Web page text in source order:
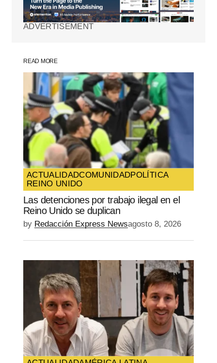
marcados con*
Your Name*
Your E-mail
Guarda mi nombre, correo electrónico y
web en este navegador para la próxima
vez que comente.
SUBMIT COMMENT
ADVERTISEMENT
READ MORE
ACTUALIDADCOMUNIDADPOLÍTICA
REINO UNIDO
Las detenciones por trabajo ilegal en el
Reino Unido se duplican
by Redacción Express Newsagosto 8, 2026